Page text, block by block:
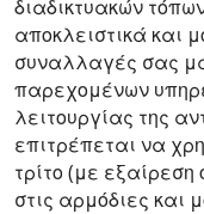
διαδικτυακών
αποκλειστικά και
συναλλαγές σας
παρεχομένων
λειτουργίας της
επιτρέπεται να
τρίτο (με
στις αρμόδιες και